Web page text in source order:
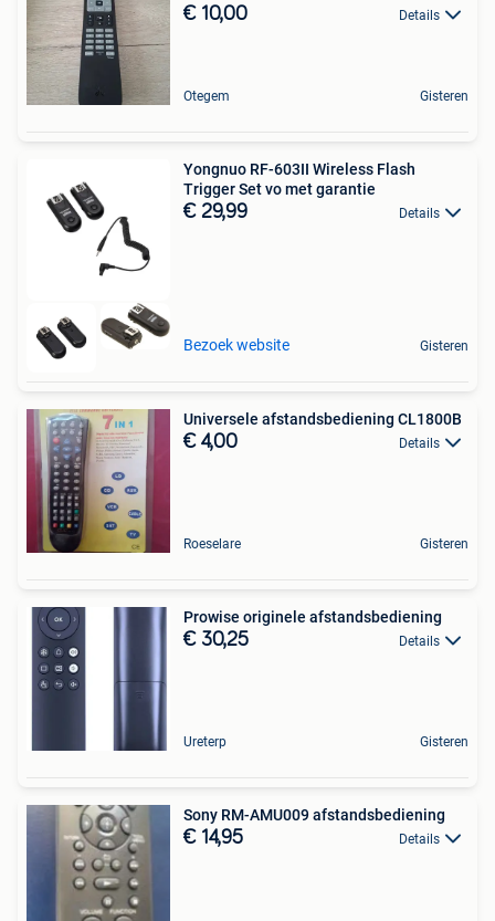
€ 10,00 Details
Otegem Gisteren
Yongnuo RF-603II Wireless Flash
Trigger Set vo met garantie
€ 29,99 Details
Bezoek website Gisteren
Universele afstandsbediening CL1800B
€ 4,00 Details
Roeselare Gisteren
Prowise originele afstandsbediening
€ 30,25 Details
Ureterp Gisteren
Sony RM-AMU009 afstandsbediening
€ 14,95 Details